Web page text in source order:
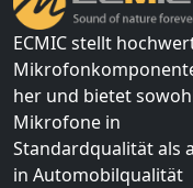
ECMIC stellt
her und bietet
Mikrofone in
Standardqualität als
in Automobilqualität